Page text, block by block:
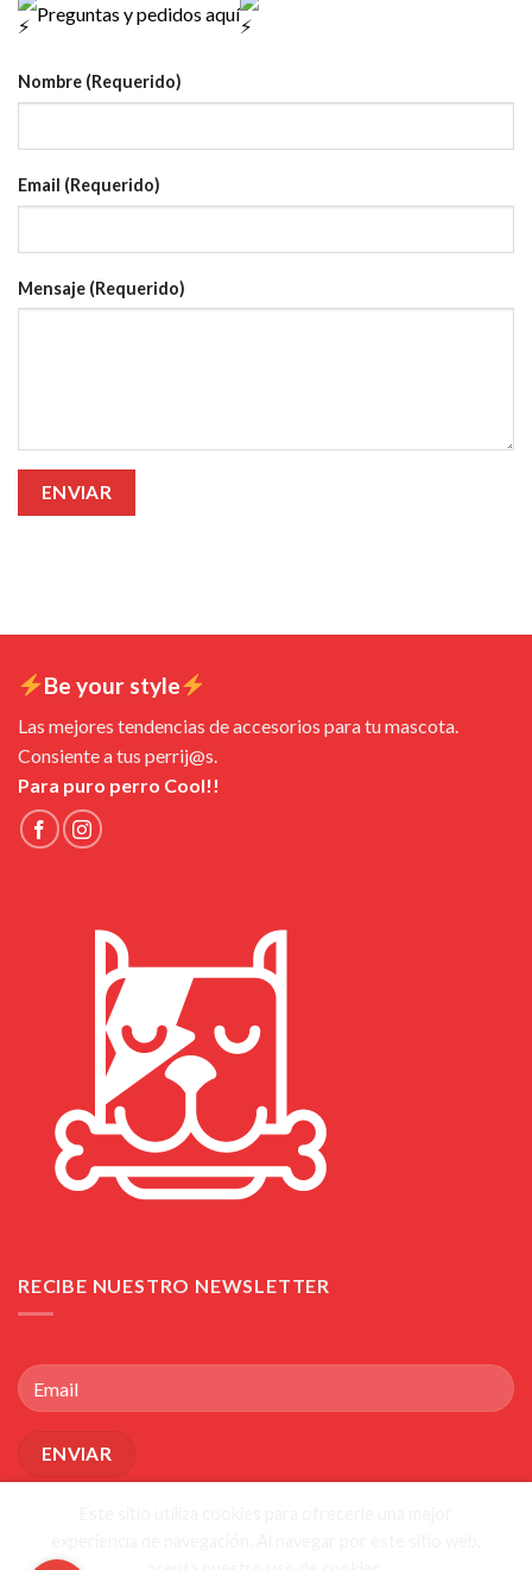
Preguntas y pedidos aquí
Nombre (Requerido)
Email (Requerido)
Mensaje (Requerido)
Be your style
Las mejores tendencias de accesorios para tu mascota.
Consiente a tus perrij@s.
Para puro perro Cool!!
RECIBE NUESTRO NEWSLETTER